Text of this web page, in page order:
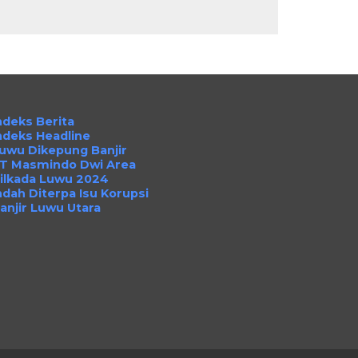
Berita
Headline
Dikepung Banjir
Masmindo Dwi Area
Luwu 2024
Diterpa Isu Korupsi
Luwu Utara